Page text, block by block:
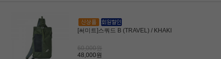
[써미트]스쿼드 B (TRAVEL) / KHAKI
60,000원
48,000원